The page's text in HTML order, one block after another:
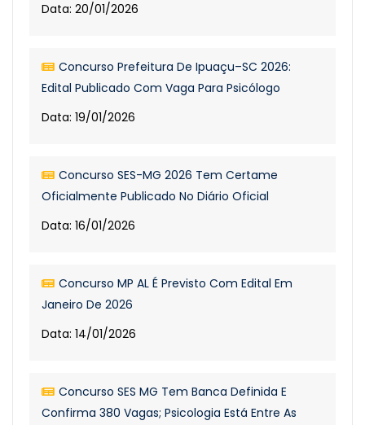
Data: 20/01/2026
Concurso Prefeitura De Ipuaçu–SC 2026:
Edital Publicado Com Vaga Para Psicólogo
Data: 19/01/2026
Concurso SES-MG 2026 Tem Certame
Oficialmente Publicado No Diário Oficial
Data: 16/01/2026
Concurso MP AL É Previsto Com Edital Em
Janeiro De 2026
Data: 14/01/2026
Concurso SES MG Tem Banca Definida E
Confirma 380 Vagas; Psicologia Está Entre As